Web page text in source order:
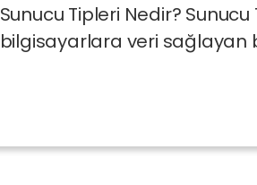
Sunucu Tipleri Nedir?
bilgisayarlara veri sağlayan